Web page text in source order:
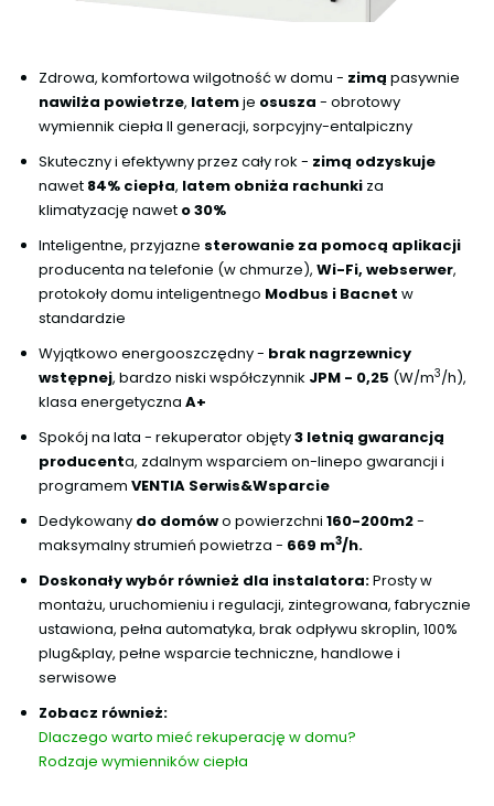
Zdrowa, komfortowa wilgotność w domu - zimą pasywnie
nawilża powietrze, latemje osusza - obrotowy
wymiennik ciepła II generacji, sorpcyjny-entalpiczny
Skuteczny i efektywny przez cały rok - zimą odzyskuje
nawet 84% ciepła, latem obniża rachunki za
klimatyzację nawet o 30%
Inteligentne, przyjazne sterowanie za pomocą aplikacji
producenta na telefonie (w chmurze), Wi-Fi, webserwer,
protokoły domu inteligentnego Modbus i Bacnet w
standardzie
Wyjątkowo energooszczędny - brak nagrzewnicy
wstępnej, bardzo niski współczynnik JPM - 0,25 (W/m3/h),
klasa energetyczna A+
Spokój na lata - rekuperator objęty3 letnią gwarancją
producenta, zdalnym wsparciem on-linepo gwarancji i
programem VENTIA Serwis&Wsparcie
Dedykowany do domówo powierzchni 160-200m2-
maksymalny strumień powietrza - 669 m3/h.
Doskonały wybór również dla instalatora:Prosty w
montażu, uruchomieniu i regulacji, zintegrowana, fabrycznie
ustawiona, pełna automatyka, brak odpływu skroplin, 100%
plug&play, pełne wsparcie techniczne, handlowe i
serwisowe
Zobacz również:
Dlaczego warto mieć rekuperację w domu?
Rodzaje wymienników ciepła